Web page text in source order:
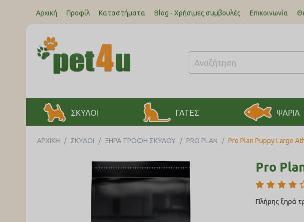
Αρχική Προφίλ Καταστήματα Blog - Χρήσιμες συμβουλές Επικοινωνία
ΣΚΥΛΟΙ ΓΑΤΕΣ ΨΑΡΙΑ
ΑΡΧΙΚΉ / ΣΚΥΛΟΙ / ΞΗΡΑ ΤΡΟΦΗ ΣΚΥΛΟΥ / PRO PLAN / Pro Plan Puppy Large
Pro
Πλήρης ξηρά